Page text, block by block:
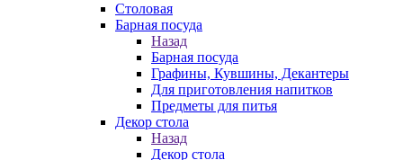
Столовая
Барная посуда
Назад
Барная посуда
Графины, Кувшины, Декантеры
Для приготовления напитков
Предметы для питья
Декор стола
Назад
Декор стола